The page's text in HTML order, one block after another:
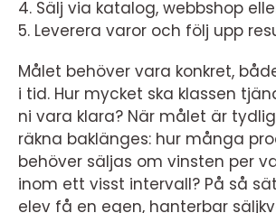
4. Sälj via katalog, webbshop
5. Leverera varor och följ upp
Målet behöver vara konkret,
i tid. Hur mycket ska klassen
ni vara klara? När målet är
räkna baklänges: hur många
behöver säljas om vinsten per
inom ett visst intervall? På så
elev få en egen, hanterbar